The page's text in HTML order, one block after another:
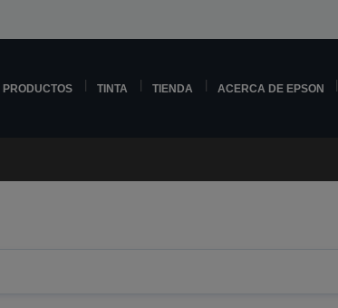
PRODUCTOS TINTA TIENDA ACERCA DE EPSON